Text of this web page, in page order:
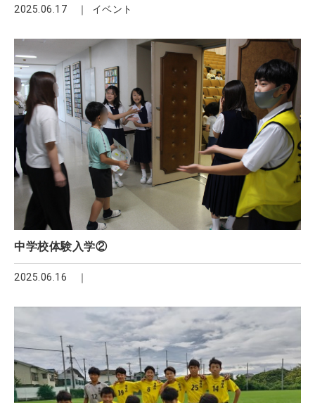
2025.06.17 イベント
中学校体験入学②
2025.06.16